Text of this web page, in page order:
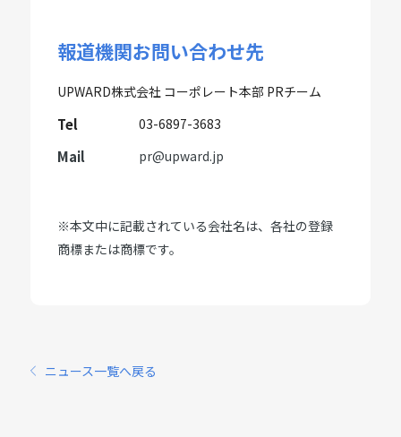
報道機関お問い合わせ先
UPWARD株式会社 コーポレート本部 PRチーム
Tel 03-6897-3683
Mail pr@upward.jp
※本文中に記載されている会社名は、各社の登録
商標または商標です。
ニュース一覧へ戻る